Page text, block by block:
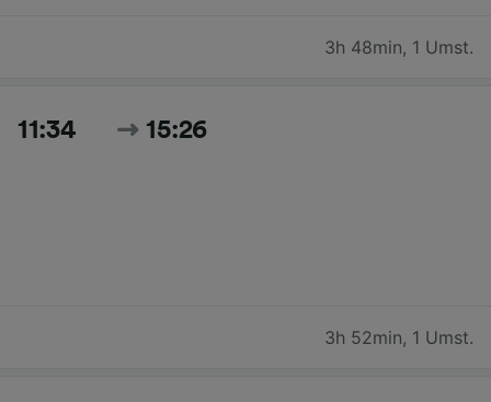
3h 48min, 1 Umst.
11:34 15:26
3h 52min, 1 Umst.